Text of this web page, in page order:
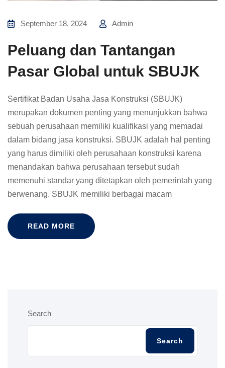
September 18, 2024 Admin
Peluang dan Tantangan
Pasar Global untuk SBUJK
Sertifikat Badan Usaha Jasa Konstruksi (SBUJK)
merupakan dokumen penting yang menunjukkan bahwa
sebuah perusahaan memiliki kualifikasi yang memadai
dalam bidang jasa konstruksi. SBUJK adalah hal penting
yang harus dimiliki oleh perusahaan konstruksi karena
menandakan bahwa perusahaan tersebut sudah
memenuhi standar yang ditetapkan oleh pemerintah yang
berwenang. SBUJK memiliki berbagai macam
READ MORE
Search
Search